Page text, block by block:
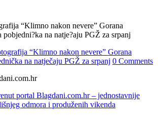
“Klimno nakon nevere” Gorana
na natječaju PGŽ za srpanj 0 Comments
portal Blagdani.com.hr – jednostavnije
odmora i produženih vikenda